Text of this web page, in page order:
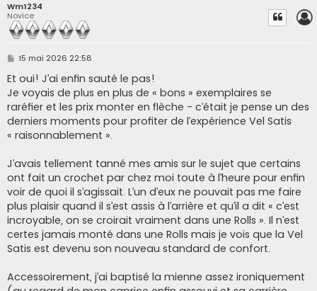
Wm1234
Novice
M
s
s
a
g
e
15 mai 2026 22:58
Et oui! J’ai enfin sauté le pas!
Je voyais de plus en plus de « bons » exemplaires se
raréfier et les prix monter en flèche - c’était je pense un des
derniers moments pour profiter de l’expérience Vel Satis
« raisonnablement ».
J’avais tellement tanné mes amis sur le sujet que certains
ont fait un crochet par chez moi toute à l’heure pour enfin
voir de quoi il s’agissait. L’un d’eux ne pouvait pas me faire
plus plaisir quand il s’est assis à l’arrière et qu’il a dit « c’est
incroyable, on se croirait vraiment dans une Rolls ». Il n’est
certes jamais monté dans une Rolls mais je vois que la Vel
Satis est devenu son nouveau standard de confort.
Accessoirement, j’ai baptisé la mienne assez ironiquement